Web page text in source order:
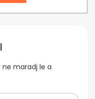
ne maradj le a